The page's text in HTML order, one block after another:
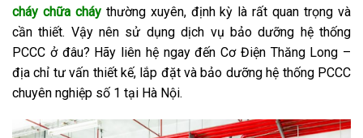
cháy chữa cháythường xuyên, định kỳ là rất quan trọng và
cần thiết. Vậy nên sử dụng dịch vụ bảo dưỡng hệ thống
PCCC ở đâu? Hãy liên hệ ngay đến Cơ Điện Thăng Long –
địa chỉ tư vấn thiết kế, lắp đặt và bảo dưỡng hệ thống PCCC
chuyên nghiệp số 1 tại Hà Nội.